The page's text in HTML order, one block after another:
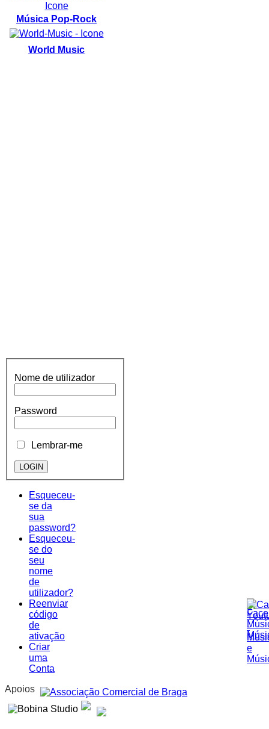
Música Pop-Rock
World Music
Nome de utilizador
Password
Lembrar-me
Esqueceu-
se da
sua
password?
Esqueceu-
se do
seu
nome
de
utilizador?
Reenviar
código
de
ativação
Criar
uma
Conta
Apoios